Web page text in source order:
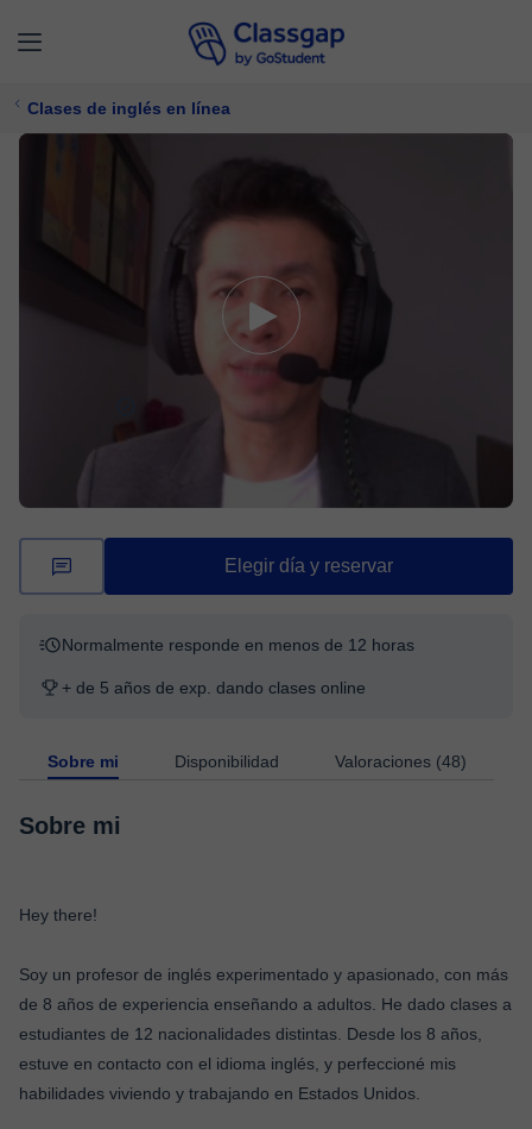
Clases de inglés en línea
1937 clases
Elegir día y reservar
Normalmente responde en menos de 12 horas
+ de 5 años de exp. dando clases online
Sobre mi Disponibilidad Valoraciones (48)
Sobre mi
Hey there!
Soy un profesor de inglés experimentado y apasionado, con más
de 8 años de experiencia enseñando a adultos. He dado clases a
estudiantes de 12 nacionalidades distintas. Desde los 8 años,
estuve en contacto con el idioma inglés, y perfeccioné mis
habilidades viviendo y trabajando en Estados Unidos.